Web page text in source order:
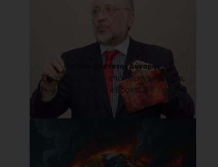
Το Μανιφέστο της Δύναμης
Έχω γράψει πάνω από σαράντα βιβλία,
δεκάδες eBooks[...]